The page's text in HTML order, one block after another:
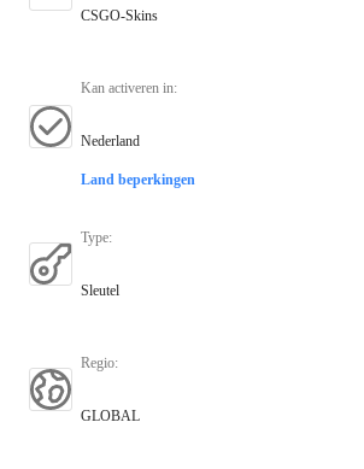
CSGO-Skins
Kan activeren in:
Nederland
Land beperkingen
Type:
Sleutel
Regio:
GLOBAL